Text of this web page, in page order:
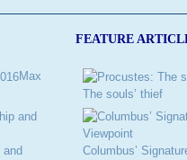
Max
and
FEATURE
The souls’ thief
Columbus’